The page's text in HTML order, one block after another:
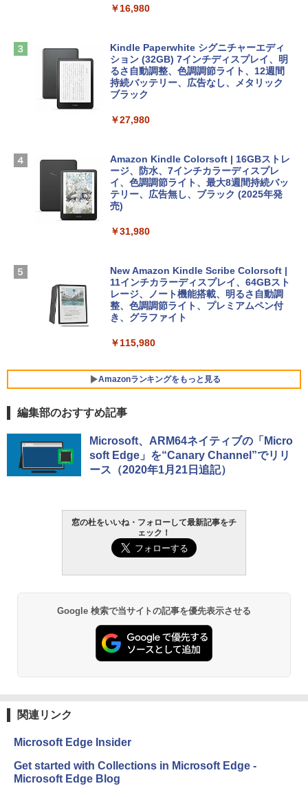
Apple 2026 MacBook Air M5チップ搭載
13インチノートブック：AIとApple Intell
igence、13.6インチLiquid Retinaディ
スプレイ、16GBユニファイドメモリ、1
ームカメラ、日本語キーボード、Touch I
￥261,414
【Amazon.co.jp限定】 HP ノートパソコ
ン 15-fd 15.6インチ 16GBメモリ 512GB
FMV ノートパソコン WE1-K3 (MS 365 P
ersonal/Copilotキー搭載/Win 11/15.6型/
Core i5/16GB/SSD 512GB/ホワイト) FM
VWK3E15W_AZ
￥139,880
インゲームコード】 ロブロックス | オン
ラインコード版
￥3,200
Robloxギフトカード - 1000 Robux 【限
ラインコード版
￥1,600
ト): Java & Bedrock Edition | オンライ
￥3,600
ClaudeCode いちばんやさしい 教科書:
にもKindle出版にも！ 非エンジニアのた
めのAIコーディング入門シリーズ
￥99
1冊ですべて身につくHTML & CSSとWe
￥1,292
FM TOWNS ハイパー・カタログ: 本体ハ
ェクトリストと最新エミュレータ紹介
￥16,980
Kindle Paperwhite シグニチャーエディ
ション (32GB) 7インチディスプレイ、明
るさ自動調整、色調調節ライト、12週間
持続バッテリー、広告なし、メタリック
ブラック
￥27,980
Amazon Kindle Colorsoft | 16GBストレ
ージ、防水、7インチカラーディスプレ
イ、色調調節ライト、最大8週間持続バッ
テリー、広告無し、ブラック (2025年発
売)
￥31,980
New Amazon Kindle Scribe Colorsoft |
11インチカラーディスプレイ、64GBスト
レージ、ノート機能搭載、明るさ自動調
整、色調調節ライト、プレミアムペン付
き、グラファイト
￥115,980
Amazonランキングをもっと見る
編集部のおすすめ記事
Microsoft、ARM64ネイティブの「Micro
soft Edge」を“Canary Channel”でリリ
ース（2020年1月21日追記）
窓の杜をいいね・フォローして最新記事をチ
ェック！
Google 検索で当サイトの記事を優先表示させる
関連リンク
Microsoft Edge Insider
Get started with Collections in Microsoft Edge -
Microsoft Edge Blog